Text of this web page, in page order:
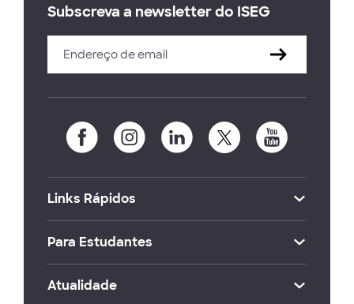
Subscreva a newsletter do ISEG
Links Rápidos
Para Estudantes
Atualidade